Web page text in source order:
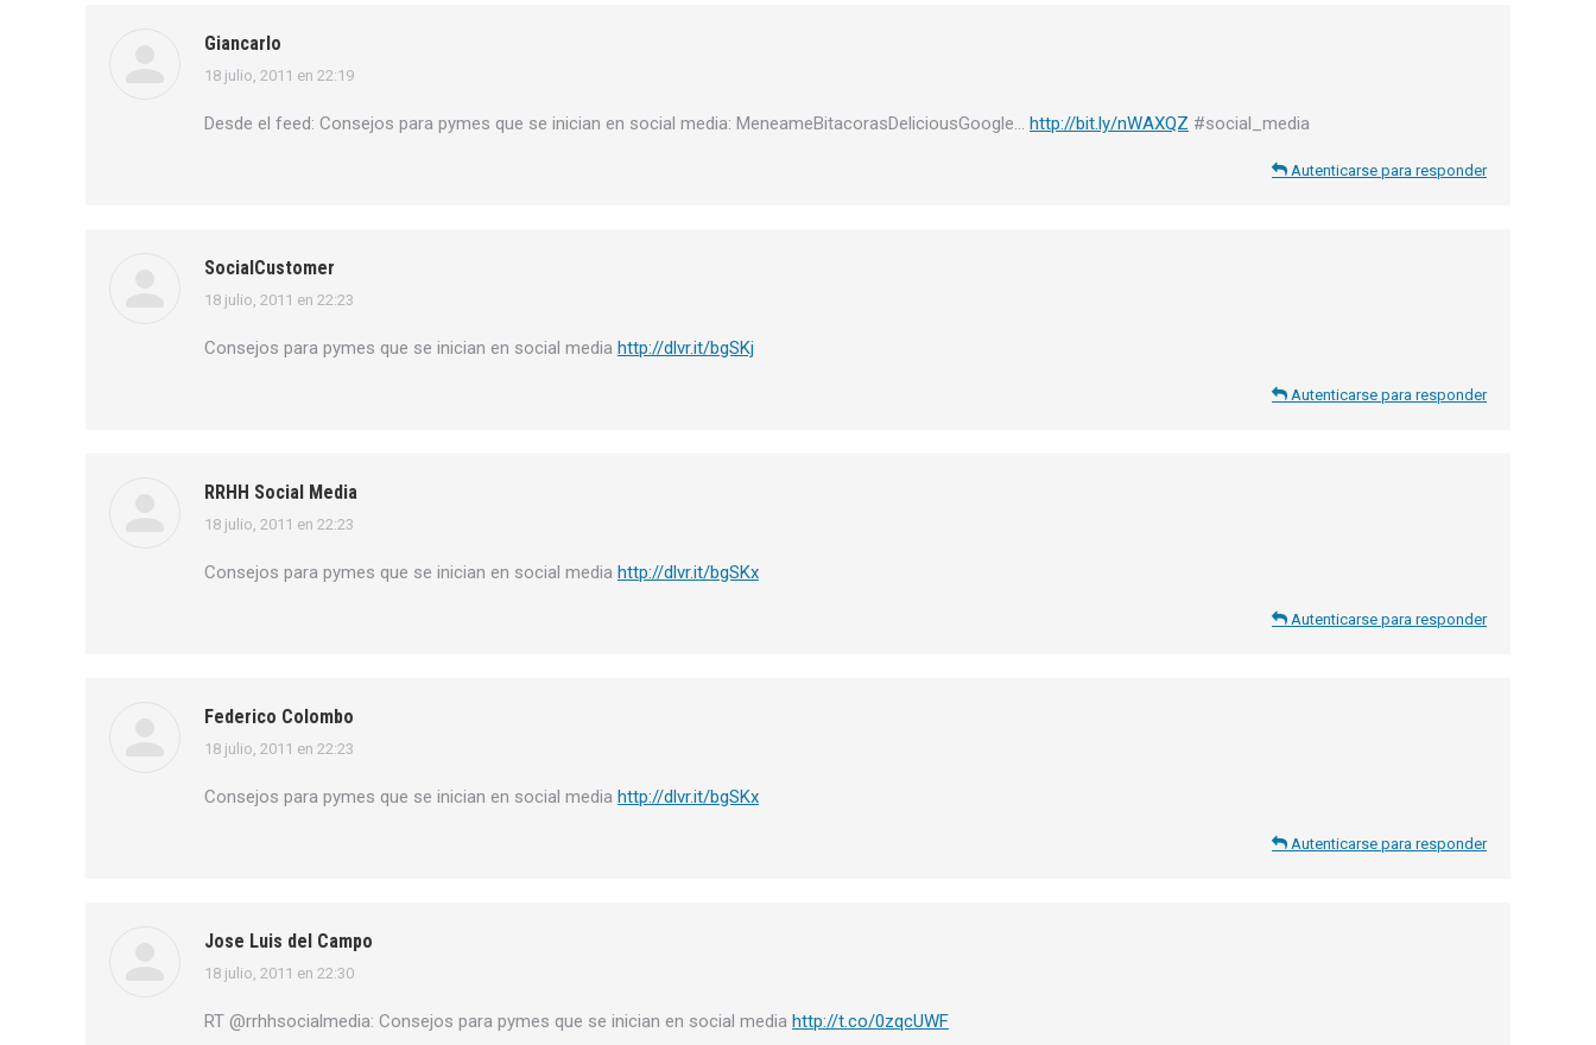
Giancarlo
dice:
18 julio, 2011 en 22:19
Desde el feed: Consejos para pymes que se inician en social media: MeneameBitacorasDeliciousGoogle… http://bit.ly/nWAXQZ #social_media
Autenticarse para responder
SocialCustomer
dice:
18 julio, 2011 en 22:23
Consejos para pymes que se inician en social media http://dlvr.it/bgSKj
Autenticarse para responder
RRHH Social Media
dice:
18 julio, 2011 en 22:23
Consejos para pymes que se inician en social media http://dlvr.it/bgSKx
Autenticarse para responder
Federico Colombo
dice:
18 julio, 2011 en 22:23
Consejos para pymes que se inician en social media http://dlvr.it/bgSKx
Autenticarse para responder
Jose Luis del Campo
dice:
18 julio, 2011 en 22:30
RT @rrhhsocialmedia: Consejos para pymes que se inician en social media http://t.co/0zqcUWF